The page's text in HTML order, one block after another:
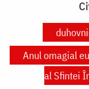
Anul omagial
al Sfintei